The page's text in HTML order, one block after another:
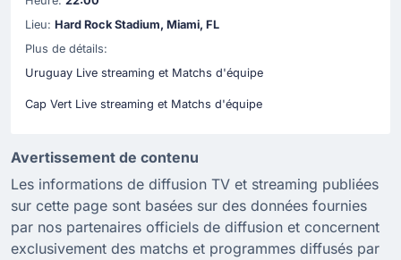
Lieu: Hard Rock Stadium, Miami, FL
Plus de détails:
Uruguay Live streaming et Matchs d'équipe
Cap Vert Live streaming et Matchs d'équipe
Avertissement de contenu
Les informations de diffusion TV et streaming publiées
sur cette page sont basées sur des données fournies
par nos partenaires officiels de diffusion et concernent
exclusivement des matchs et programmes diffusés par